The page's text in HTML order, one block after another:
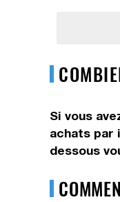
Si vous
achats par
dessous